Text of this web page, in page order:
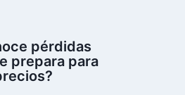
pérdidas
prepara para